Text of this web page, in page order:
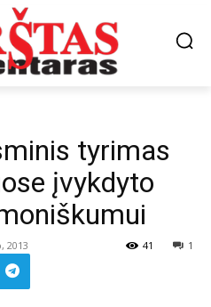
tyrimas
įvykdyto
2013 1
41